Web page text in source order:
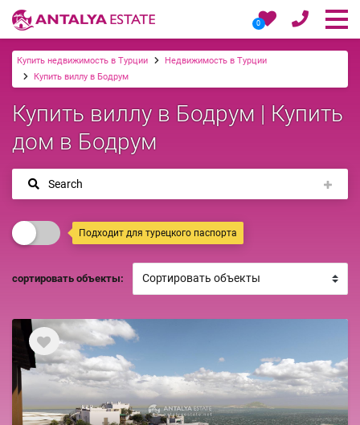
0
Купить недвижимость в Турции
Недвижимость в Турции
Купить виллу в Бодрум
Купить виллу в Бодрум | Купить
дом в Бодрум
Search
Подходит для турецкого паспорта
сортировать объекты: